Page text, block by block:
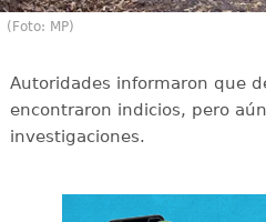
(Foto: MP)
Autoridades informaron que
encontraron indicios, pero
investigaciones.